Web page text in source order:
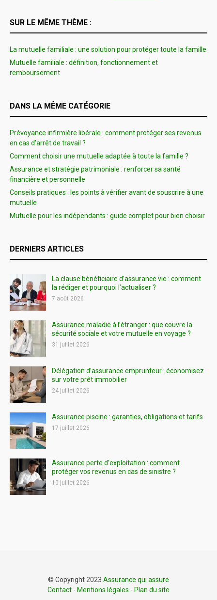
SUR LE MÊME THÈME :
La mutuelle familiale : une solution pour protéger toute la famille
Mutuelle familiale : définition, fonctionnement et
remboursement
DANS LA MÊME CATÉGORIE
Prévoyance infirmière libérale : comment protéger ses revenus
en cas d’arrêt de travail ?
Comment choisir une mutuelle adaptée à toute la famille ?
Assurance et stratégie patrimoniale : renforcer sa santé
financière et personnelle
Conseils pratiques : les points à vérifier avant de souscrire à une
mutuelle
Mutuelle pour les indépendants : guide complet pour bien choisir
DERNIERS ARTICLES
La clause bénéficiaire d’assurance vie : comment
la rédiger et pourquoi l’actualiser ?
7 août 2026
Assurance maladie à l’étranger : que couvre la
sécurité sociale et votre mutuelle en voyage ?
31 juillet 2026
Délégation d’assurance emprunteur : économisez
sur votre prêt immobilier
24 juillet 2026
Assurance piscine : garanties, obligations et tarifs
17 juillet 2026
Assurance perte d’exploitation : comment
protéger vos revenus en cas de sinistre ?
10 juillet 2026
© Copyright 2023 Assurance qui assure
Contact - Mentions légales - Plan du site